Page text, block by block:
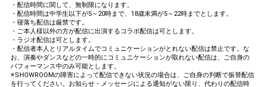
・配信時間に関して、無制限になります。
・配信時間は中学生以下が5～20時まで、18歳未満が5～22時までとします。
・寝落ち配信は厳禁です。
・ご本人様以外の方が配信に出演するコラボ配信は可とします。
・ラジオ配信は可とします。
・配信者本人とリアルタイムでコミュニケーションがとれない配信は禁止です。な
お、演奏やダンスなどの一時的にコミュニケーションが取れない配信は、ご自身の
パフォーマンス中のみ可能とします。
※SHOWROOMの障害によって配信できない状況の場合は、ご自身の判断で振替配信
を行ってください。お知らせ・メッセージによる通知がない限り、代わりの配信時